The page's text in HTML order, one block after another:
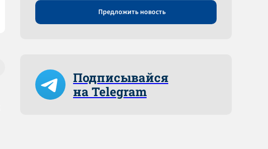
Предложить новость
Подписывайся
на Telegram